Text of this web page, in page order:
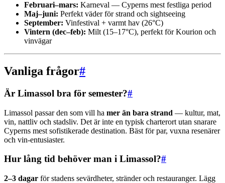
Februari–mars: Karneval — Cyperns mest festliga period
Maj–juni: Perfekt väder för strand och sightseeing
September: Vinfestival + varmt hav (26°C)
Vintern (dec–feb): Milt (15–17°C), perfekt för Kourion och
vinvägar
Vanliga frågor#
Är Limassol bra för semester?#
Limassol passar den som vill ha mer än bara strand — kultur, mat,
vin, nattliv och stadsliv. Det är inte en typisk charterort utan snarare
Cyperns mest sofistikerade destination. Bäst för par, vuxna resenärer
och vin-entusiaster.
Hur lång tid behöver man i Limassol?#
2–3 dagar för stadens sevärdheter, stränder och restauranger. Lägg